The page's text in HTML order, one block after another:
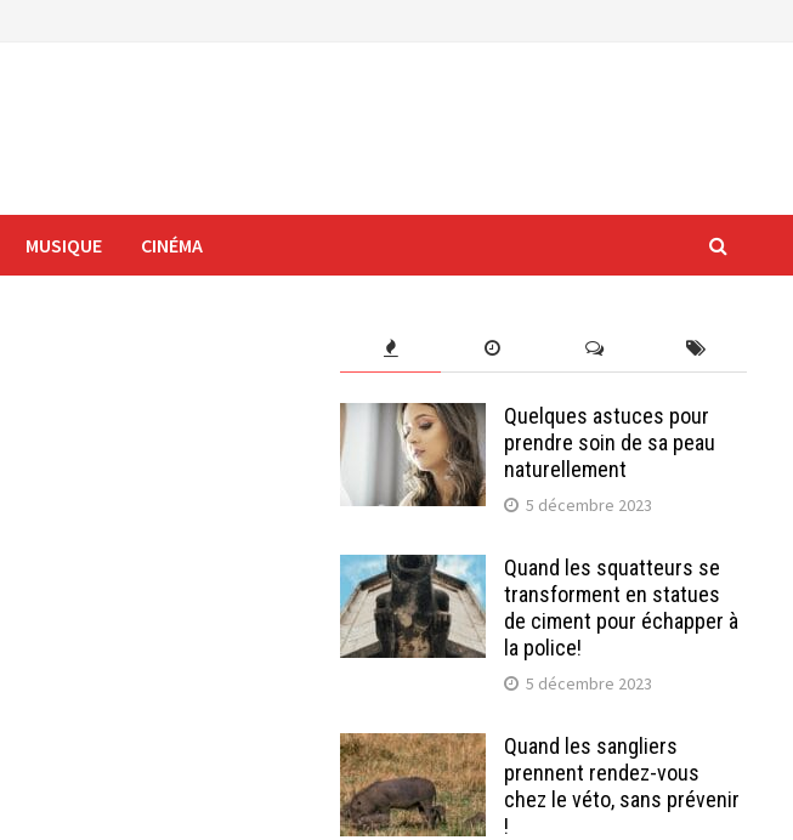
MUSIQUE CINÉMA
Quelques astuces pour
prendre soin de sa peau
naturellement
5 décembre 2023
Quand les squatteurs se
transforment en statues
de ciment pour échapper à
la police!
5 décembre 2023
Quand les sangliers
prennent rendez-vous
chez le véto, sans prévenir
!